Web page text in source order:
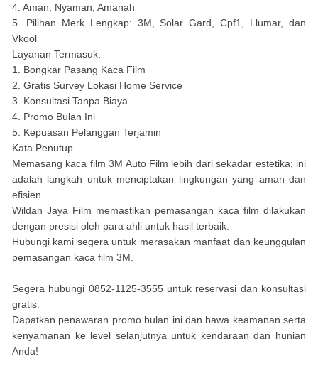
4. Aman, Nyaman, Amanah
5. Pilihan Merk Lengkap: 3M, Solar Gard, Cpf1, Llumar, dan
Vkool
Layanan Termasuk:
1. Bongkar Pasang Kaca Film
2. Gratis Survey Lokasi Home Service
3. Konsultasi Tanpa Biaya
4. Promo Bulan Ini
5. Kepuasan Pelanggan Terjamin
Kata Penutup
Memasang kaca film 3M Auto Film lebih dari sekadar estetika; ini
adalah langkah untuk menciptakan lingkungan yang aman dan
efisien.
Wildan Jaya Film memastikan pemasangan kaca film dilakukan
dengan presisi oleh para ahli untuk hasil terbaik.
Hubungi kami segera untuk merasakan manfaat dan keunggulan
pemasangan kaca film 3M.
Segera hubungi 0852-1125-3555 untuk reservasi dan konsultasi
gratis.
Dapatkan penawaran promo bulan ini dan bawa keamanan serta
kenyamanan ke level selanjutnya untuk kendaraan dan hunian
Anda!